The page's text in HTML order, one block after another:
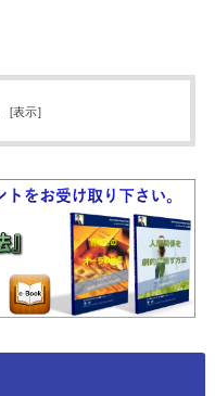
[表示]